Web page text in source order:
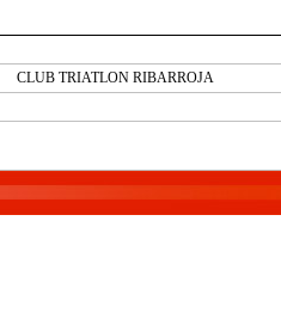
CLUB TRIATLON RIBARROJA